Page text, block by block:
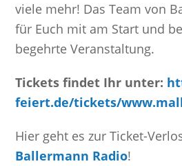
viele mehr! Das Team von
für Euch mit am Start und
begehrte Veranstaltung.
Tickets findet Ihr unter:
feiert.de/tickets/
Hier geht es zur Ticket-
Ballermann Radio!